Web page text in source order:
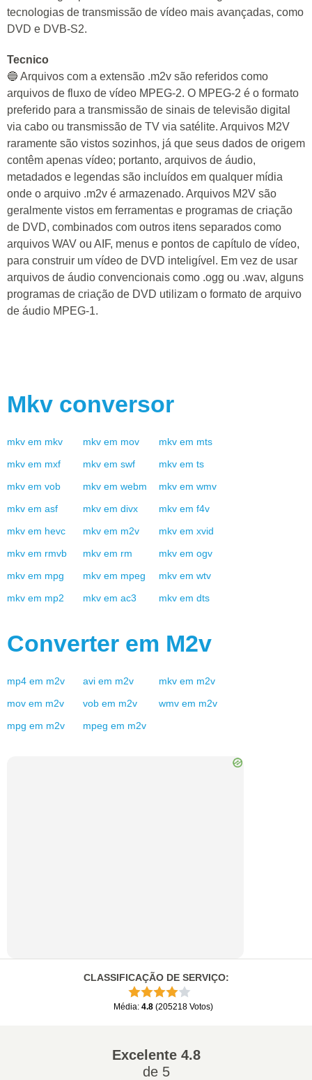
tecnologias de transmissão de vídeo mais avançadas, como
DVD e DVB-S2.
Tecnico
🔵 Arquivos com a extensão .m2v são referidos como
arquivos de fluxo de vídeo MPEG-2. O MPEG-2 é o formato
preferido para a transmissão de sinais de televisão digital
via cabo ou transmissão de TV via satélite. Arquivos M2V
raramente são vistos sozinhos, já que seus dados de origem
contêm apenas vídeo; portanto, arquivos de áudio,
metadados e legendas são incluídos em qualquer mídia
onde o arquivo .m2v é armazenado. Arquivos M2V são
geralmente vistos em ferramentas e programas de criação
de DVD, combinados com outros itens separados como
arquivos WAV ou AIF, menus e pontos de capítulo de vídeo,
para construir um vídeo de DVD inteligível. Em vez de usar
arquivos de áudio convencionais como .ogg ou .wav, alguns
programas de criação de DVD utilizam o formato de arquivo
de áudio MPEG-1.
Mkv conversor
mkv em mkv mkv em mov mkv em mts
mkv em mxf mkv em swf mkv em ts
mkv em vob mkv em webm mkv em wmv
mkv em asf mkv em divx mkv em f4v
mkv em hevc mkv em m2v mkv em xvid
mkv em rmvb mkv em rm mkv em ogv
mkv em mpg mkv em mpeg mkv em wtv
mkv em mp2 mkv em ac3 mkv em dts
Converter em M2v
mp4 em m2v avi em m2v mkv em m2v
mov em m2v vob em m2v wmv em m2v
mpg em m2v mpeg em m2v
CLASSIFICAÇÃO DE SERVIÇO:
Média: 4.8 (205218 Votos)
Excelente4.8
de 5